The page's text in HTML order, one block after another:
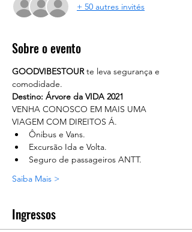
+ 50 autres invités
Sobre o evento
GOODVIBESTOUR te leva segurança e
comodidade.
Destino: Árvore da VIDA 2021
VENHA CONOSCO EM MAIS UMA
VIAGEM COM DIREITOS Á.
Ônibus e Vans.
Excursão Ida e Volta.
Seguro de passageiros ANTT.
Saiba Mais >
Ingressos